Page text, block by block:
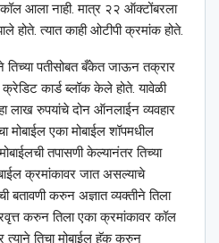
कॉल आला नाही. मात्र २२ ऑक्टोंबरला
होते. त्यात काही ओटीपी क्रमांक होते.
तिच्या पतीसोबत बँकेत जाऊन तक्रार
क्रेडिट कार्ड ब्लॉक केले होते. यावेळी
लाख रुपयांचे दोन ऑनलाईन व्यवहार
मोबाईल एका मोबाईल शॉपमधील
तपासणी केल्यानंतर तिच्या
क्रमांकावर जात असल्याचे
बतावणी करुन अज्ञात व्यक्तीने तिला
करुन तिला एका क्रमांकावर कॉल
त्याने तिचा मोबाईल हॅक करुन